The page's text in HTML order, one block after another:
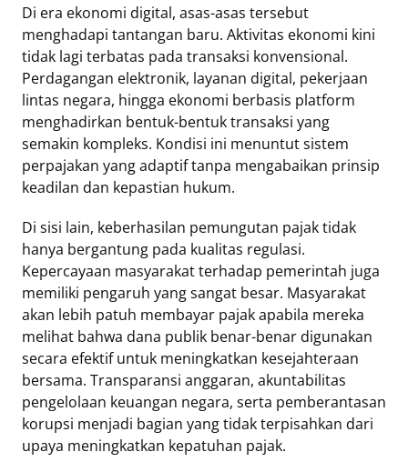
Di era ekonomi digital, asas-asas tersebut
menghadapi tantangan baru. Aktivitas ekonomi kini
tidak lagi terbatas pada transaksi konvensional.
Perdagangan elektronik, layanan digital, pekerjaan
lintas negara, hingga ekonomi berbasis platform
menghadirkan bentuk-bentuk transaksi yang
semakin kompleks. Kondisi ini menuntut sistem
perpajakan yang adaptif tanpa mengabaikan prinsip
keadilan dan kepastian hukum.
Di sisi lain, keberhasilan pemungutan pajak tidak
hanya bergantung pada kualitas regulasi.
Kepercayaan masyarakat terhadap pemerintah juga
memiliki pengaruh yang sangat besar. Masyarakat
akan lebih patuh membayar pajak apabila mereka
melihat bahwa dana publik benar-benar digunakan
secara efektif untuk meningkatkan kesejahteraan
bersama. Transparansi anggaran, akuntabilitas
pengelolaan keuangan negara, serta pemberantasan
korupsi menjadi bagian yang tidak terpisahkan dari
upaya meningkatkan kepatuhan pajak.